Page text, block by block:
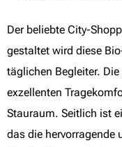
Der beliebte City-
gestaltet wird diese
täglichen Begleiter.
exzellenten
Stauraum. Seitlich ist
das die hervorragende